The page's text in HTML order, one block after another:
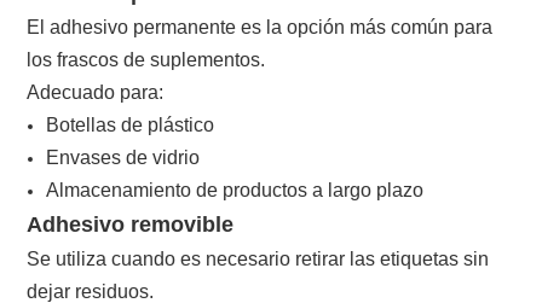
El adhesivo permanente es la opción más común para
los frascos de suplementos.
Adecuado para:
Botellas de plástico
Envases de vidrio
Almacenamiento de productos a largo plazo
Adhesivo removible
Se utiliza cuando es necesario retirar las etiquetas sin
dejar residuos.